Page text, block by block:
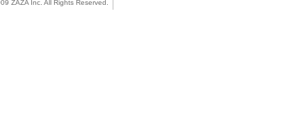
ZAZA Inc. All Rights Reserved.